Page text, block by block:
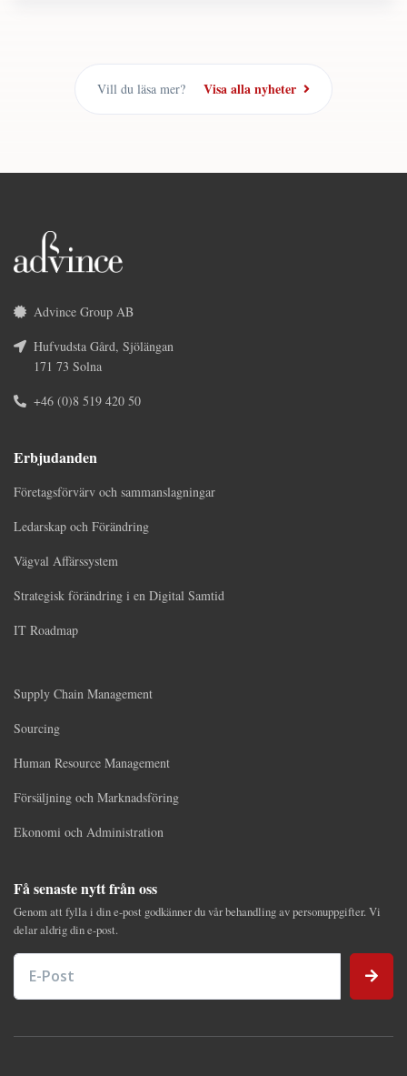
Vill du läsa mer? Visa alla nyheter
Advince Group AB
Hufvudsta Gård, Sjölängan
171 73 Solna
+46 (0)8 519 420 50
Erbjudanden
Företagsförvärv och sammanslagningar
Ledarskap och Förändring
Vägval Affärssystem
Strategisk förändring i en Digital Samtid
IT Roadmap
Supply Chain Management
Sourcing
Human Resource Management
Försäljning och Marknadsföring
Ekonomi och Administration
Få senaste nytt från oss
Genom att fylla i din e-post godkänner du vår behandling av personuppgifter. Vi
delar aldrig din e-post.
E-Post